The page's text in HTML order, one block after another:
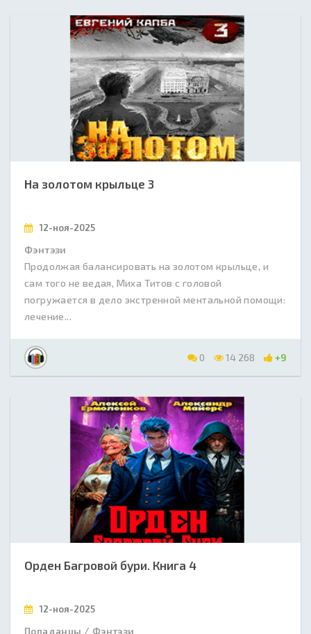
На золотом крыльце 3
12-ноя-2025
Фэнтэзи
Продолжая балансировать на золотом крыльце, и
сам того не ведая, Миха Титов с головой
погружается в дело экстренной ментальной помощи:
лечение...
0 14 268 +9
Орден Багровой бури. Книга 4
12-ноя-2025
Попаданцы / Фэнтэзи